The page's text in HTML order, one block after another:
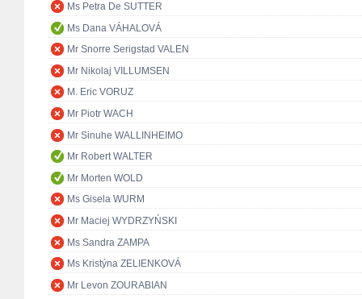
Ms Petra De SUTTER
Ms Dana VÁHALOVÁ
Mr Snorre Serigstad VALEN
Mr Nikolaj VILLUMSEN
M. Eric VORUZ
Mr Piotr WACH
Mr Sinuhe WALLINHEIMO
Mr Robert WALTER
Mr Morten WOLD
Ms Gisela WURM
Mr Maciej WYDRZYŃSKI
Ms Sandra ZAMPA
Ms Kristýna ZELIENKOVÁ
Mr Levon ZOURABIAN